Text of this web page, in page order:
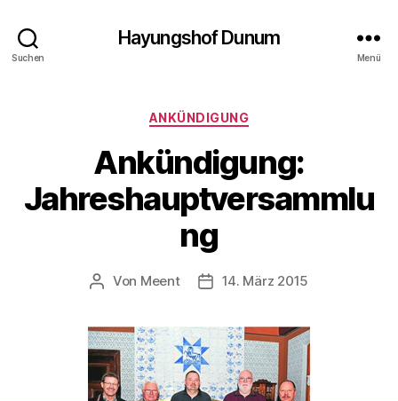
Suchen
Hayungshof Dunum
Menü
Kategorien
ANKÜNDIGUNG
Ankündigung:
Jahreshauptversammlu
ng
Beitragsautor
Von Meent Beitragsdatum
14. März 2015